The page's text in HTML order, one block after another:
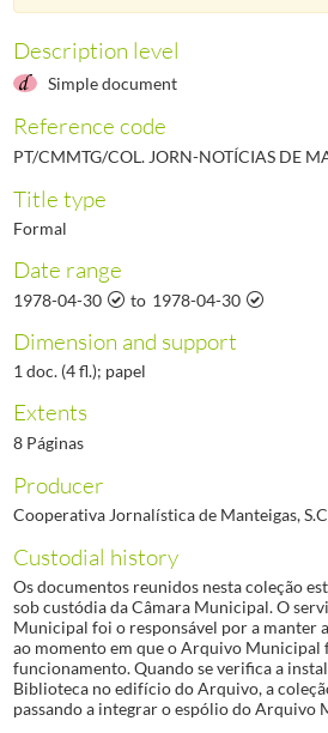
000010Notícias de Manteigas - Ano I, N.º 10,
000011Notícias de Manteigas - Ano I, N.º 11,
(...)
000461
Description level
Simple document
Reference code
PT/CMMTG/COL. JORN-NOTÍCIAS DE
Title type
Formal
Date range
1978-04-30 to 1978-04-30
Dimension and support
1 doc. (4 fl.); papel
Extents
8 Páginas
Producer
Cooperativa Jornalística de Manteigas,
Custodial history
Os documentos reunidos nesta coleção
sob custódia da Câmara Municipal. O
Municipal foi o responsável por a manter
ao momento em que o Arquivo Municipal
funcionamento. Quando se verifica a
Biblioteca no edifício do Arquivo, a
passando a integrar o espólio do Arquivo